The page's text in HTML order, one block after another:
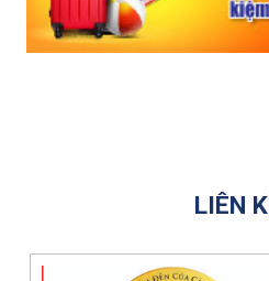
LIÊN